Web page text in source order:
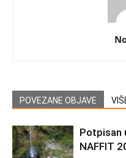
POVEZANE OBJAVE
Potpisan
NAFFIT